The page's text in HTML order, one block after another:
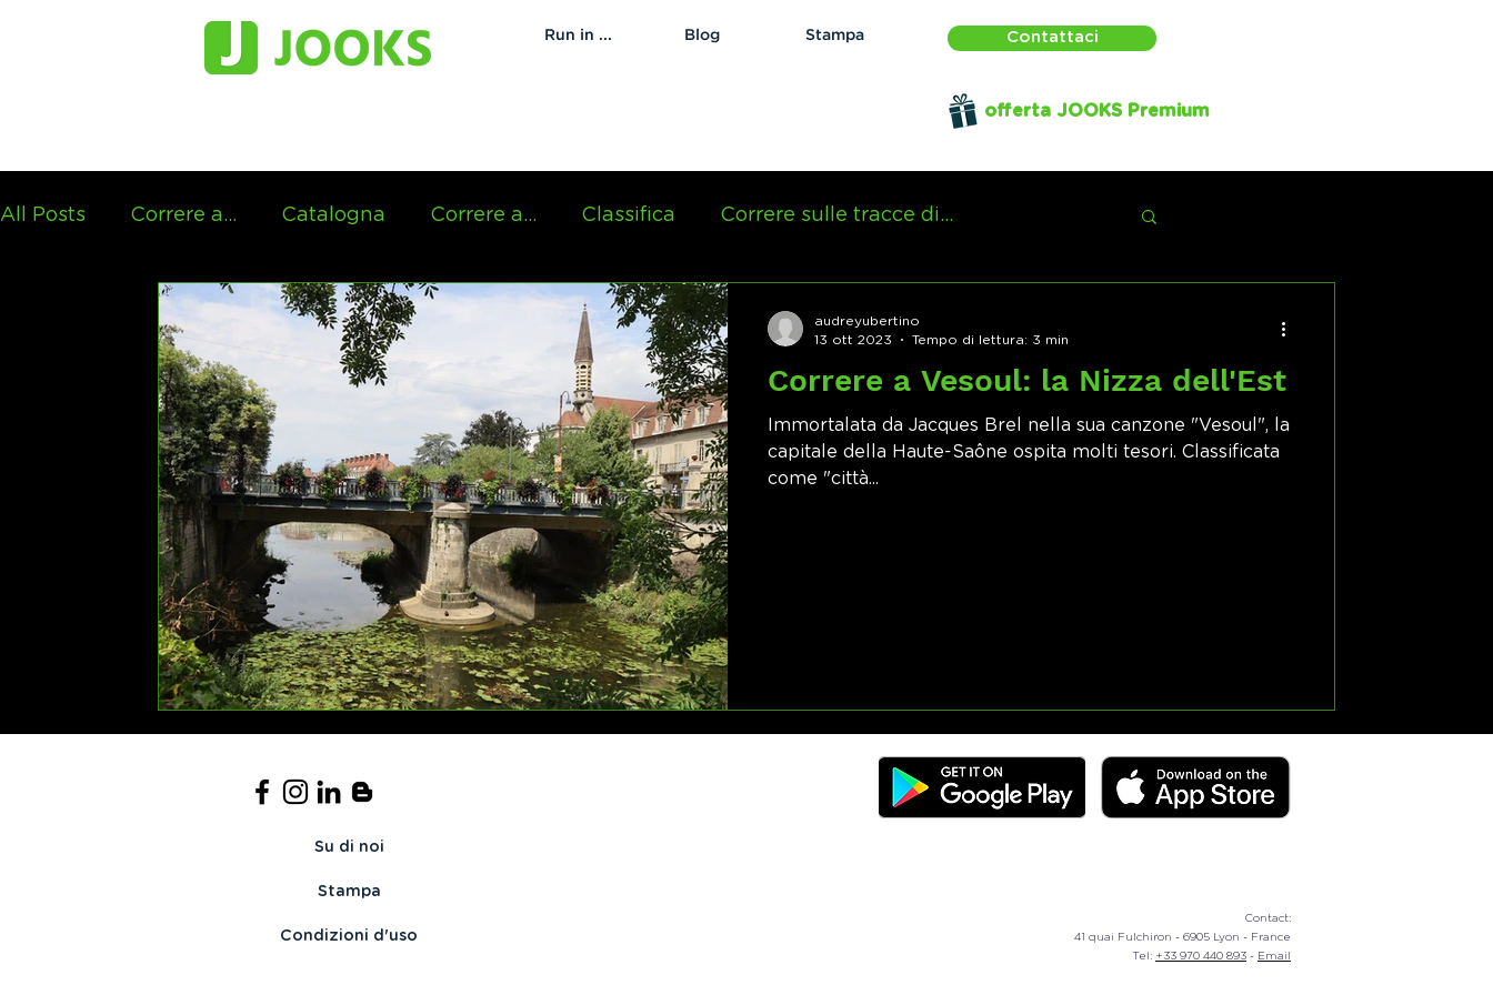
Run in ... Blog Stampa Contattaci
offerta JOOKS Premium
All Posts Correre a... Catalogna Correre a... Classifica Correre sulle tracce di...
Correre a Vesoul: la Nizza dell'Est
Immortalata da Jacques Brel nella sua canzone "Vesoul", la
capitale della Haute-Saône ospita molti tesori. Classificata
come "città...
audreyubertino
13 ott 2023
Tempo di lettura: 3 min
Su di noi
Stampa
Condizioni d'uso
Contact:
41 quai Fulchiron - 6905 Lyon - France
Tel: +33 970 440 893 - Email